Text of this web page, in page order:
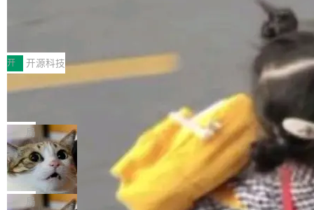
常维护操作，并完整支持 Iceberg V3 格式。
村国家自主创新示范区会议中心开幕。本届大会
由中关村智联软件服务业质量创新联盟主办，以
“智构可信·质创未来——AI原生时代的质量新范
式”为主题，直面AI从实验室走向规模化产业落地
的核心质量命题。会上，《2026智能研发生产力
工具选型手册》发布，Testin云测的Testin XAge
nt智能测试系统入选AI测试领域代表产品。对CI
O而言，这提示了一个转变：AI测试正在从效率
工具升级为企业的质量基础设施。 CIO面对的新
开 开源科技
让非法状态不可表示：一篇关于 ADT
有一种东西，一旦用过就回不去了。Alex Fedos
eev 管它叫"软件设计的基石"。 他说的东西不新
鲜——代数数据类型（ADT），尤其是和类型
（sum type）。但他说清楚了一件事：这不是类
型系统的学术体操，是日常编码的思维方式。 文
章从一个简单的例子切入。一个网站的深色主题
局
Cloudflare 开源内部企业 AI 平台 Clou
dflare OS
Cloudflare 发布了一个开源项目 Cloudflare O
S。如果你只看官方博客，你会觉得这是又一
局